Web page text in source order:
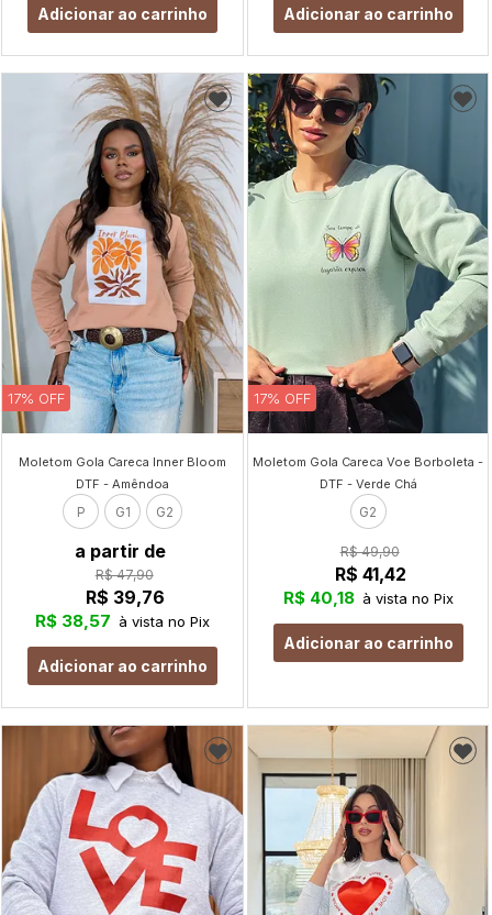
Adicionar ao carrinho Adicionar ao carrinho
17% OFF
Moletom Gola Careca Inner Bloom
DTF - Amêndoa
P G1 G2
a partir de
R$ 47,90
R$ 39,76
R$ 38,57 à vista no Pix
Adicionar ao carrinho
17% OFF
Moletom Gola Careca Voe Borboleta -
DTF - Verde Chá
G2
R$ 49,90
R$ 41,42
R$ 40,18 à vista no Pix
Adicionar ao carrinho